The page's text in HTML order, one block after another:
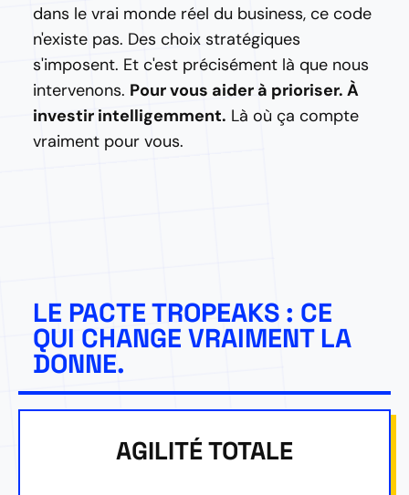
dans le vrai monde réel du business, ce code
n'existe pas. Des choix stratégiques
s'imposent. Et c'est précisément là que nous
intervenons. Pour vous aider à prioriser. À
investir intelligemment. Là où ça compte
vraiment pour vous.
LE PACTE TROPEAKS : CE
QUI CHANGE VRAIMENT LA
DONNE.
AGILITÉ TOTALE